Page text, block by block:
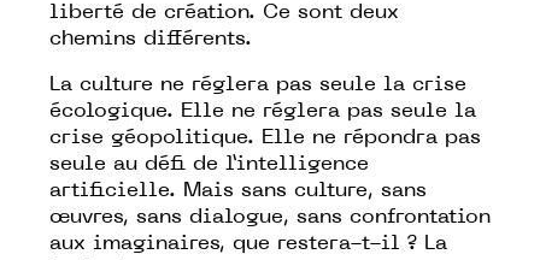
liberté de création. Ce sont deux
chemins différents.
La culture ne réglera pas seule la crise
écologique. Elle ne réglera pas seule la
crise géopolitique. Elle ne répondra pas
seule au défi de l’intelligence
artificielle. Mais sans culture, sans
œuvres, sans dialogue, sans confrontation
aux imaginaires, que restera-t-il ? La